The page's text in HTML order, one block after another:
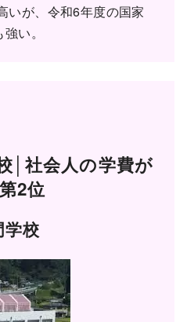
いが、令和6年度の国家
い。
│社会人の学費が
2位
学校